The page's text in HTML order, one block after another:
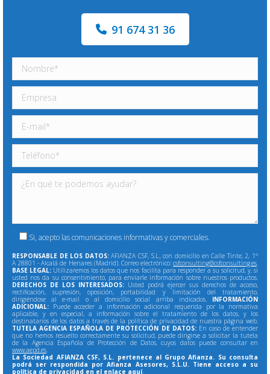
91 674 31 36
Si, acepto las comunicaciones informativas y comerciales.
RESPONSABLE DE LOS DATOS:AFIANZA CSF, S.L., con domicilio en Calle Tinte, 2, 1º
A 28801 - Alcalá de Henares (Madrid). Correo electrónico: csfconsulting@csfconsulting.es.
BASE LEGAL: Utilizaremos los datos que nos facilita para responder a su solicitud, y, si
usted nos da su consentimiento, para enviarle información sobre nuestros productos.
DERECHOS DE LOS INTERESADOS: Usted podrá ejercer sus derechos de acceso,
rectificación, supresión, oposición, portabilidad y limitación del tratamiento,
dirigiéndose al e-mail o al domicilio social arriba indicados. INFORMACIÓN
ADICIONAL: Puede acceder a información adicional requerida por la normativa
aplicable, y en especial, a información sobre el tratamiento de los datos, y los
destinatarios de los datos a través de la política de privacidad de nuestra página web.
TUTELA AGENCIA ESPAÑOLA DE PROTECCIÓN DE DATOS:En caso de entender
que no hemos resuelto correctamente su solicitud, puede dirigirse a solicitar la tutela
de la Agencia Española de Protección de Datos, cuyos datos puede consultar en
www.aepd.es.
La Sociedad AFIANZA CSF, S.L. pertenece al Grupo Afianza. Su consulta
podrá ser respondida por Afianza Asesores, S.L.U. Tiene acceso a su
política de privacidad en el enlace aquí.